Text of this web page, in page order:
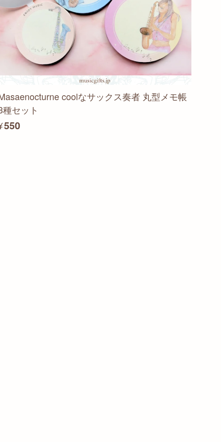
coolなサックス奏者 丸型メモ帳
種セット
¥550